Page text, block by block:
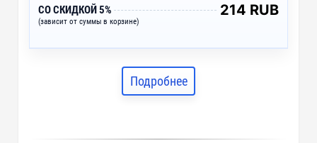
СО СКИДКОЙ 5%
(зависит от суммы в корзине)
214 RUB
Подробнее